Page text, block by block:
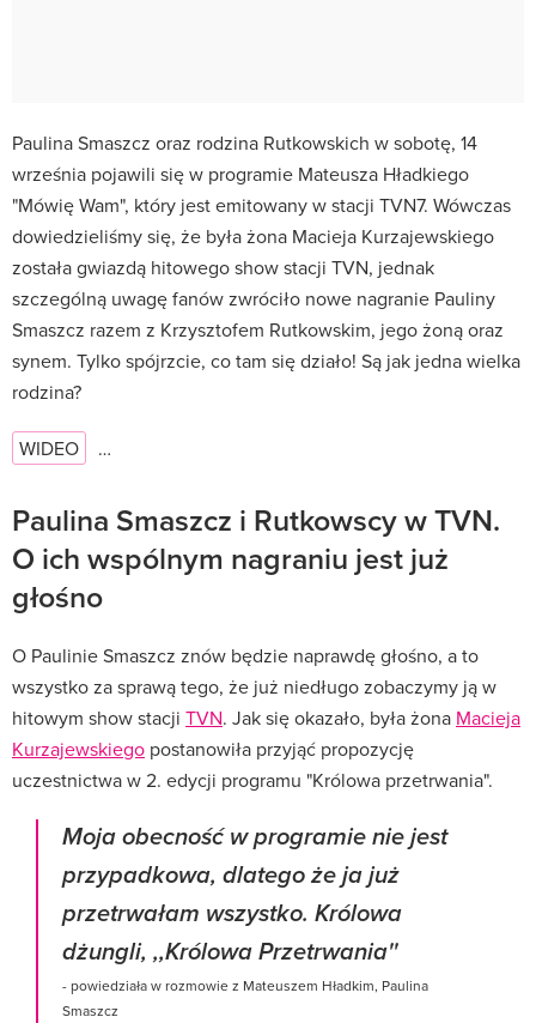
Paulina Smaszcz oraz rodzina Rutkowskich w sobotę, 14
września pojawili się w programie Mateusza Hładkiego
"Mówię Wam", który jest emitowany w stacji TVN7. Wówczas
dowiedzieliśmy się, że była żona Macieja Kurzajewskiego
została gwiazdą hitowego show stacji TVN, jednak
szczególną uwagę fanów zwróciło nowe nagranie Pauliny
Smaszcz razem z Krzysztofem Rutkowskim, jego żoną oraz
synem. Tylko spójrzcie, co tam się działo! Są jak jedna wielka
rodzina?
WIDEO …
Paulina Smaszcz i Rutkowscy w TVN.
O ich wspólnym nagraniu jest już
głośno
O Paulinie Smaszcz znów będzie naprawdę głośno, a to
wszystko za sprawą tego, że już niedługo zobaczymy ją w
hitowym show stacji TVN. Jak się okazało, była żona Macieja
Kurzajewskiego postanowiła przyjąć propozycję
uczestnictwa w 2. edycji programu "Królowa przetrwania".
Moja obecność w programie nie jest
przypadkowa, dlatego że ja już
przetrwałam wszystko. Królowa
dżungli, ,,Królowa Przetrwania''
- powiedziała w rozmowie z Mateuszem Hładkim, Paulina
Smaszcz